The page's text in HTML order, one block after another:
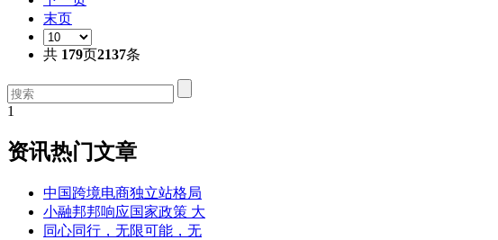
末页
共 179页2137条
1
资讯热门文章
中国跨境电商独立站格局
小融邦邦响应国家政策 大
同心同行，无限可能，无